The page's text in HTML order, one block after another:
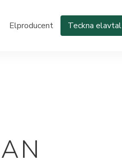
Elproducent Teckna elavtal